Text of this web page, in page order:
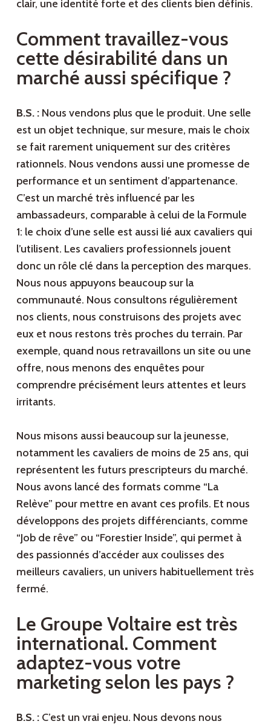
clair, une identité forte et des clients bien définis.
Comment travaillez-vous
cette désirabilité dans un
marché aussi spécifique ?
B.S. : Nous vendons plus que le produit. Une selle
est un objet technique, sur mesure, mais le choix
se fait rarement uniquement sur des critères
rationnels. Nous vendons aussi une promesse de
performance et un sentiment d’appartenance.
C’est un marché très influencé par les
ambassadeurs, comparable à celui de la Formule
1: le choix d’une selle est aussi lié aux cavaliers qui
l’utilisent. Les cavaliers professionnels jouent
donc un rôle clé dans la perception des marques.
Nous nous appuyons beaucoup sur la
communauté. Nous consultons régulièrement
nos clients, nous construisons des projets avec
eux et nous restons très proches du terrain. Par
exemple, quand nous retravaillons un site ou une
offre, nous menons des enquêtes pour
comprendre précisément leurs attentes et leurs
irritants.
Nous misons aussi beaucoup sur la jeunesse,
notamment les cavaliers de moins de 25 ans, qui
représentent les futurs prescripteurs du marché.
Nous avons lancé des formats comme “La
Relève” pour mettre en avant ces profils. Et nous
développons des projets différenciants, comme
“Job de rêve” ou “Forestier Inside”, qui permet à
des passionnés d’accéder aux coulisses des
meilleurs cavaliers, un univers habituellement très
fermé.
Le Groupe Voltaire est très
international. Comment
adaptez-vous votre
marketing selon les pays ?
B.S. :C’est un vrai enjeu. Nous devons nous